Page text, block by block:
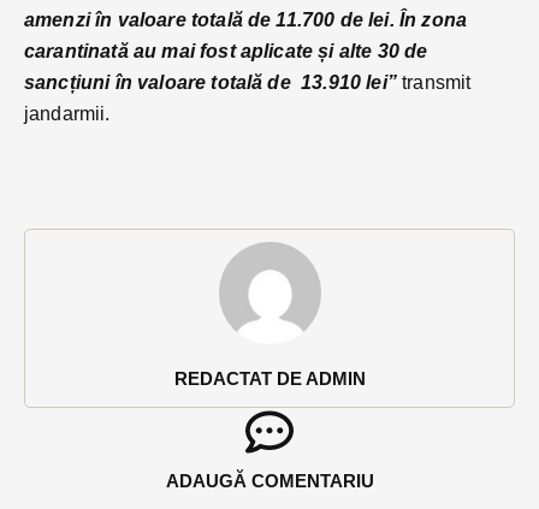
REDACTAT DE ADMIN
ADAUGĂ COMENTARIU
amenzi în valoare totală de 11.700 de lei. În zona
carantinată au mai fost aplicate și alte 30 de
sancțiuni în valoare totală de 13.910 lei”transmit
jandarmii.